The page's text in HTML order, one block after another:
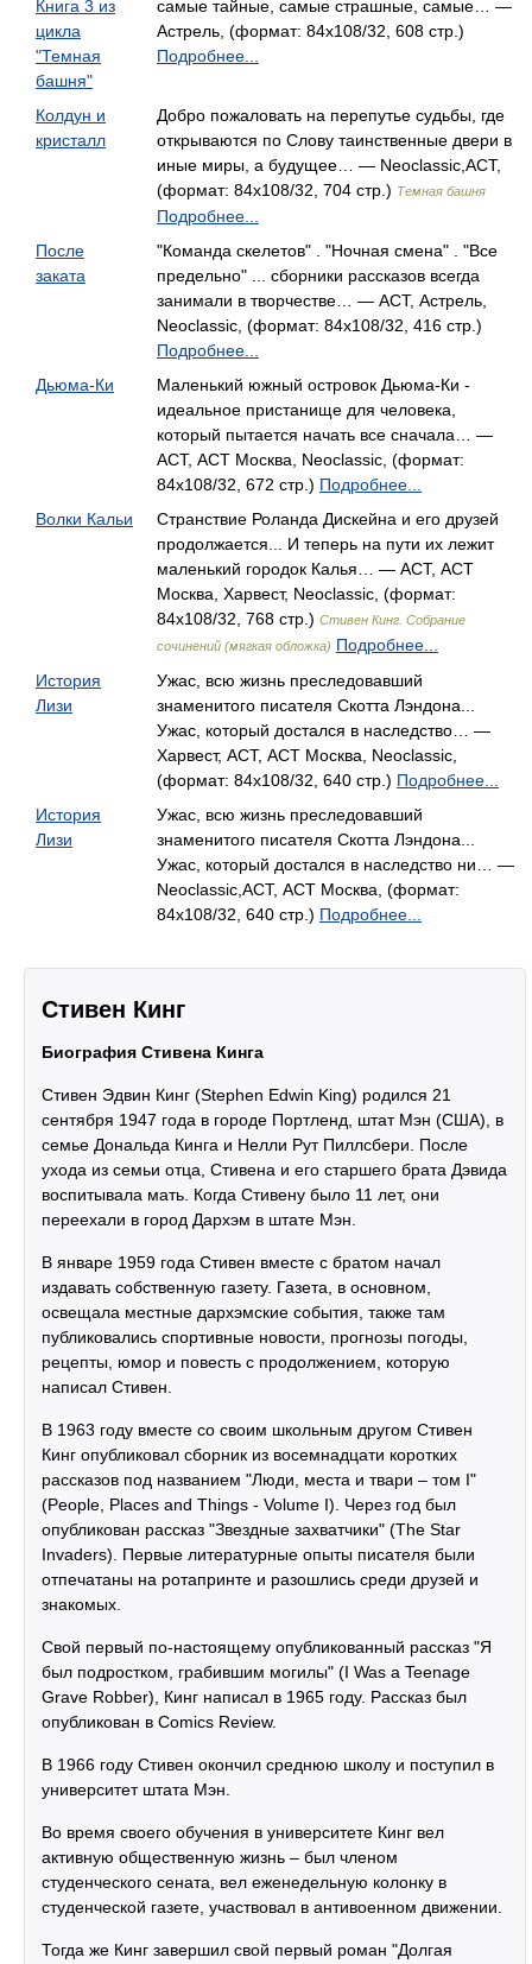
Книга 3 из
цикла
"Темная
башня"
самые тайные, самые страшные, самые… —
Астрель, (формат: 84x108/32, 608 стр.)
Подробнее...
Колдун и
кристалл
Добро пожаловать на перепутье судьбы, где
открываются по Слову таинственные двери в
иные миры, а будущее… — Neoclassic,АСТ,
(формат: 84x108/32, 704 стр.) Темная башня
Подробнее...
После
заката
"Команда скелетов" . "Ночная смена" . "Все
предельно" ... сборники рассказов всегда
занимали в творчестве… — АСТ, Астрель,
Neoclassic, (формат: 84x108/32, 416 стр.)
Подробнее...
Дьюма-Ки
Маленький южный островок Дьюма-Ки -
идеальное пристанище для человека,
который пытается начать все сначала… —
АСТ, АСТ Москва, Neoclassic, (формат:
84x108/32, 672 стр.) Подробнее...
Волки Кальи
Странствие Роланда Дискейна и его друзей
продолжается... И теперь на пути их лежит
маленький городок Калья… — АСТ, АСТ
Москва, Харвест, Neoclassic, (формат:
84x108/32, 768 стр.) Стивен Кинг. Собрание
сочинений (мягкая обложка) Подробнее...
История
Лизи
Ужас, всю жизнь преследовавший
знаменитого писателя Скотта Лэндона...
Ужас, который достался в наследство… —
Харвест, АСТ, АСТ Москва, Neoclassic,
(формат: 84x108/32, 640 стр.) Подробнее...
История
Лизи
Ужас, всю жизнь преследовавший
знаменитого писателя Скотта Лэндона...
Ужас, который достался в наследство ни… —
Neoclassic,АСТ, АСТ Москва, (формат:
84x108/32, 640 стр.) Подробнее...
Стивен Кинг
Биография Стивена Кинга
Стивен Эдвин Кинг (Stephen Edwin King) родился 21
сентября 1947 года в городе Портленд, штат Мэн (США), в
семье Дональда Кинга и Нелли Рут Пиллсбери. После
ухода из семьи отца, Стивена и его старшего брата Дэвида
воспитывала мать. Когда Стивену было 11 лет, они
переехали в город Дархэм в штате Мэн.
В январе 1959 года Стивен вместе с братом начал
издавать собственную газету. Газета, в основном,
освещала местные дархэмские события, также там
публиковались спортивные новости, прогнозы погоды,
рецепты, юмор и повесть с продолжением, которую
написал Стивен.
В 1963 году вместе со своим школьным другом Стивен
Кинг опубликовал сборник из восемнадцати коротких
рассказов под названием "Люди, места и твари – том I"
(People, Places and Things - Volume I). Через год был
опубликован рассказ "Звездные захватчики" (The Star
Invaders). Первые литературные опыты писателя были
отпечатаны на ротапринте и разошлись среди друзей и
знакомых.
Свой первый по-настоящему опубликованный рассказ "Я
был подростком, грабившим могилы" (I Was a Teenage
Grave Robber), Кинг написал в 1965 году. Рассказ был
опубликован в Comics Review.
В 1966 году Стивен окончил среднюю школу и поступил в
университет штата Мэн.
Во время своего обучения в университете Кинг вел
активную общественную жизнь – был членом
студенческого сената, вел еженедельную колонку в
студенческой газете, участвовал в антивоенном движении.
Тогда же Кинг завершил свой первый роман "Долгая